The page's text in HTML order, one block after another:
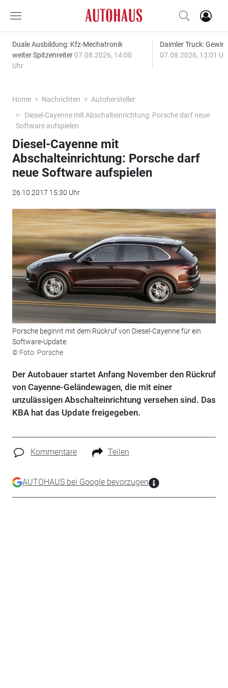
Duale Ausbildung: Kfz-Mechatronik
weiter Spitzenreiter 07.08.2026, 14:00
Uhr
Daimler Truck:
07.08.2026, 13:01
Home Nachrichten
Autohersteller
Diesel-Cayenne mit Abschalteinrichtung: Porsche darf neue
Software aufspielen
Diesel-Cayenne mit
Abschalteinrichtung: Porsche darf
neue Software aufspielen
26.10.2017 15:30 Uhr
Porsche beginnt mit dem Rückruf von Diesel-Cayenne für ein
Software-Update.
© Foto: Porsche
Der Autobauer startet Anfang November den Rückruf
von Cayenne-Geländewagen, die mit einer
unzulässigen Abschalteinrichtung versehen sind. Das
KBA hat das Update freigegeben.
Kommentare Teilen
AUTOHAUS bei Google bevorzugen